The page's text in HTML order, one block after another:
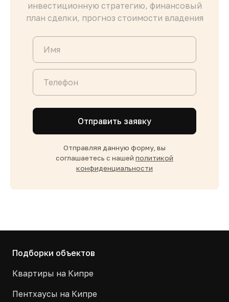
инвестиционную стратегию, финансовый
план сделки, прогноз стоимости владения
Отправить заявку
Отправляя данную форму, вы
соглашаетесь с нашей политикой
конфиденциальности
Подборки объектов
Квартиры на Кипре
Пентхаусы на Кипре